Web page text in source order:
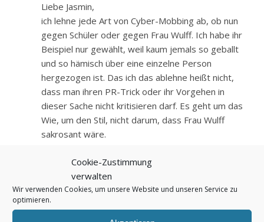
Cookie-Zustimmung
verwalten
Wir verwenden Cookies, um unsere Website und unseren Service zu
optimieren.
Liebe Jasmin,
ich lehne jede Art von Cyber-Mobbing ab, ob nun
gegen Schüler oder gegen Frau Wulff. Ich habe ihr
Beispiel nur gewählt, weil kaum jemals so geballt
und so hämisch über eine einzelne Person
hergezogen ist. Das ich das ablehne heißt nicht,
dass man ihren PR-Trick oder ihr Vorgehen in
dieser Sache nicht kritisieren darf. Es geht um das
Wie, um den Stil, nicht darum, dass Frau Wulff
sakrosant wäre.